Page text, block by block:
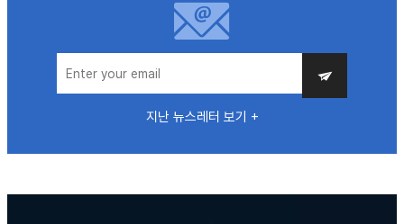
지난 뉴스레터 보기 +